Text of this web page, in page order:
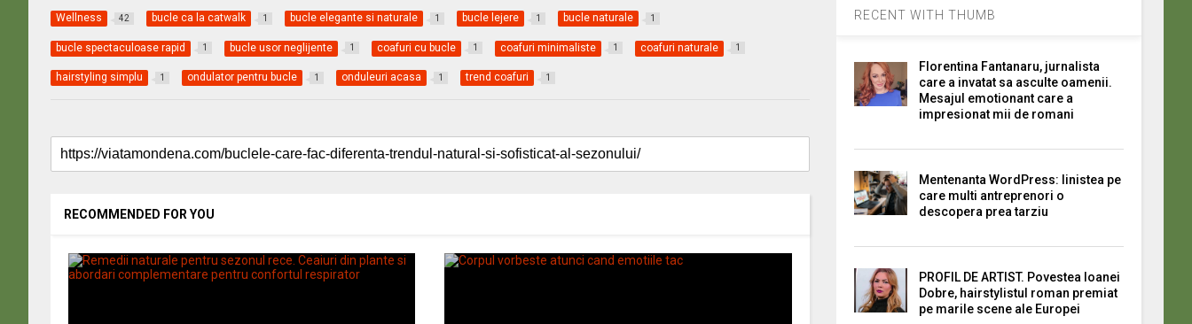
Wellness 42 bucle ca la catwalk 1 bucle elegante si naturale 1 bucle lejere 1 bucle naturale 1
bucle spectaculoase rapid 1 bucle usor neglijente 1 coafuri cu bucle 1 coafuri minimaliste 1 coafuri naturale 1
hairstyling simplu 1 ondulator pentru bucle 1 onduleuri acasa 1 trend coafuri 1
RECOMMENDED FOR YOU
RECENT WITH THUMB
Florentina Fantanaru, jurnalista
care a invatat sa asculte oamenii.
Mesajul emotionant care a
impresionat mii de romani
Mentenanta WordPress: linistea pe
care multi antreprenori o
descopera prea tarziu
PROFIL DE ARTIST. Povestea Ioanei
Dobre, hairstylistul roman premiat
pe marile scene ale Europei